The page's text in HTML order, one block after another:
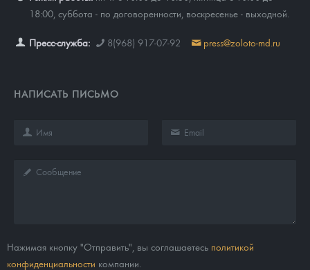
18:00, суббота - по договоренности, воскресенье - выходной.
Пресс-служба: 8(968) 917-07-92 press@zoloto-md.ru
НАПИСАТЬ ПИСЬМО
Нажимая кнопку "Отправить", вы соглашаетесь политикой
конфиденциальности компании.